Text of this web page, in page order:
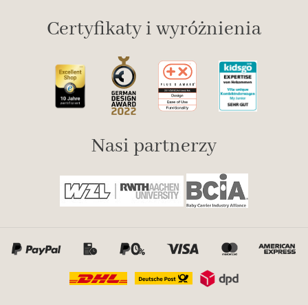
Certyfikaty i wyróżnienia
Nasi partnerzy